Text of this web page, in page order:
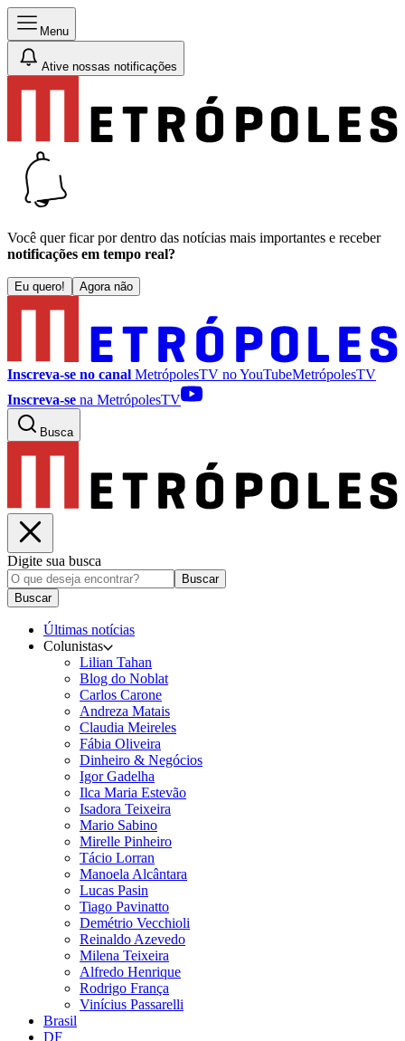
Menu
Ative nossas notificações
Você quer ficar por dentro das notícias mais importantes e receber
notificações em tempo real?
Eu quero! Agora não
Inscreva-se no canal MetrópolesTV noYouTubeMetrópolesTV
Inscreva-se na MetrópolesTV
Busca
Digite sua busca
Buscar
Buscar
Últimas notícias
Colunistas
Lilian Tahan
Blog do Noblat
Carlos Carone
Andreza Matais
Claudia Meireles
Fábia Oliveira
Dinheiro & Negócios
Igor Gadelha
Ilca Maria Estevão
Isadora Teixeira
Mario Sabino
Mirelle Pinheiro
Tácio Lorran
Manoela Alcântara
Lucas Pasin
Tiago Pavinatto
Demétrio Vecchioli
Reinaldo Azevedo
Milena Teixeira
Alfredo Henrique
Rodrigo França
Vinícius Passarelli
Brasil
DF